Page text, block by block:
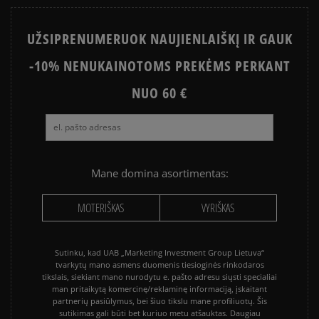
Apmokėjimas atsiimant prekes - tai galimybė
sumokėti už prekes kurjeriui kortele arba grynais.
Paslauga yra papildomai apmokestinama 3 €.
UŽSIPRENUMERUOK NAUJIENLAIŠKĮ IR GAUK
-10% NENUKAINOTOMS PREKĖMS PERKANT
NUO 60 €
Mane domina asortimentas:
MOTERIŠKAS VYRIŠKAS
Sutinku, kad UAB „Marketing Investment Group Lietuva“
tvarkytų mano asmens duomenis tiesioginės rinkodaros
tikslais, siekiant mano nurodytu e. pašto adresu siųsti specialiai
man pritaikytą komercinę/reklaminę informaciją, įskaitant
partnerių pasiūlymus, bei šiuo tikslu mane profiliuotų. Šis
sutikimas gali būti bet kuriuo metu atšauktas. Daugiau